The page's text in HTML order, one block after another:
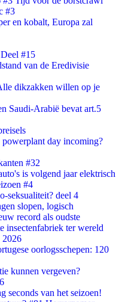
#3
en kobalt, Europa zal
#15
van de Eredivisie
dikzakken willen op je
Saudi-Arabië bevat art.5
day incoming?
#32
is volgend jaar elektrisch
#4
seksualiteit? deel 4
slopen, logisch
record als oudste
insectenfabriek ter wereld
2026
oorlogsschepen: 120
kunnen vergeven?
seconds van het seizoen!